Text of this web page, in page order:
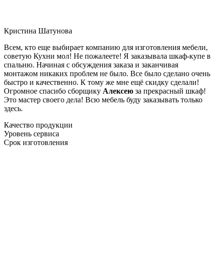
Кристина Шатунова
Всем, кто еще выбирает компанию для изготовления мебели,
советую Кухни мол! Не пожалеете! Я заказывала шкаф-купе в
спальню. Начиная с обсуждения заказа и заканчивая
монтажом никаких проблем не было. Все было сделано очень
быстро и качественно. К тому же мне ещё скидку сделали!
Огромное спасибо сборщику Алексею за прекрасный шкаф!
Это мастер своего дела! Всю мебель буду заказывать только
здесь.
Качество продукции
Уровень сервиса
Срок изготовления